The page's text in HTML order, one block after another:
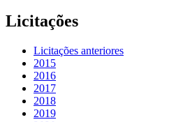
Licitações
Licitações anteriores
2015
2016
2017
2018
2019